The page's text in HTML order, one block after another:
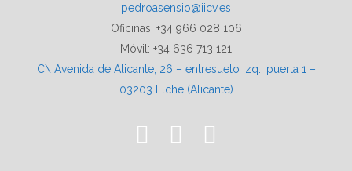
pedroasensio@iicv.es
Oficinas: +34 966 028 106
Móvil: +34 636 713 121
C\ Avenida de Alicante, 26 – entresuelo izq., puerta 1 –
03203 Elche (Alicante)